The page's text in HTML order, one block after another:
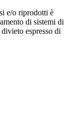
e/o riprodotti è
di sistemi di
espresso di